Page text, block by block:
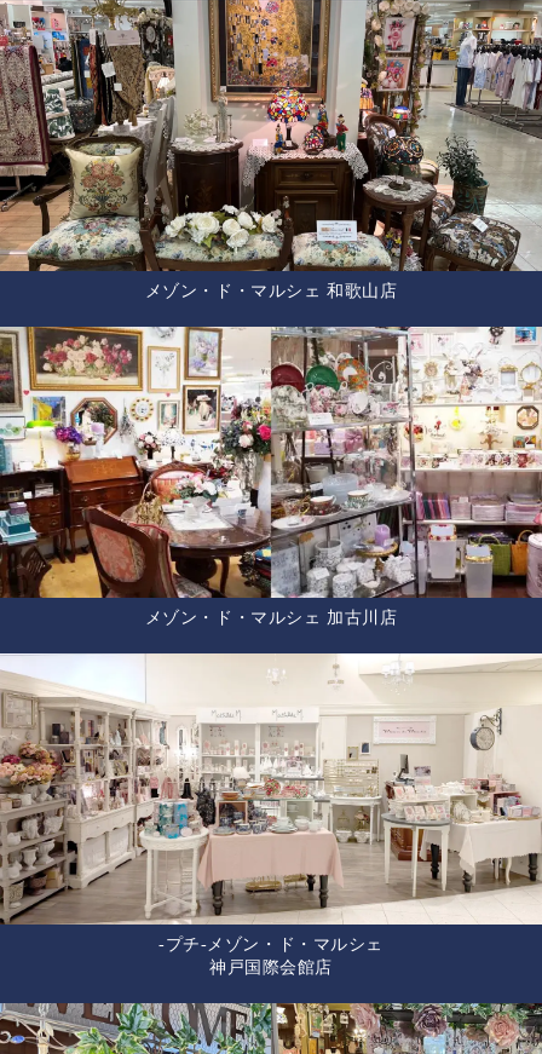
メゾン・ド・マルシェ 和歌山店
メゾン・ド・マルシェ 加古川店
-プチ-メゾン・ド・マルシェ
神戸国際会館店